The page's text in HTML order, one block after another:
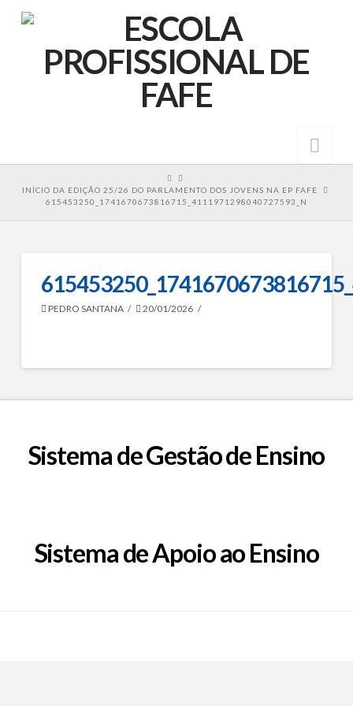
HOME
INÍCIO DA EDIÇÃO 25/26 DO PARLAMENTO DOS JOVENS NA EP FAFE
615453250_1741670673816715_4111971298040727593_N
PEDRO SANTANA 20/01/2026
Sistema de Gestão de Ensino
Sistema de Apoio ao Ensino